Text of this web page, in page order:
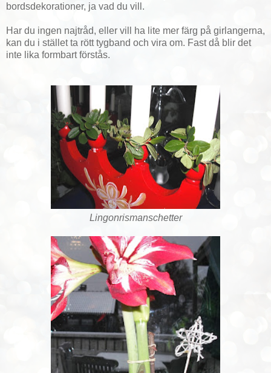
bordsdekorationer, ja vad du vill.
Har du ingen najtråd, eller vill ha lite mer färg på girlangerna,
kan du i stället ta rött tygband och vira om. Fast då blir det
inte lika formbart förstås.
Lingonrismanschetter